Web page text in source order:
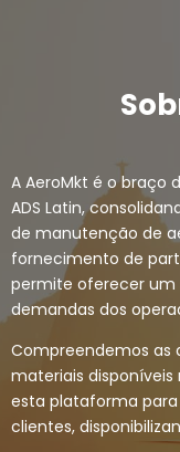
A AeroMkt é o braço
ADS Latin,
de manutenção de
fornecimento de
permite oferecer um
demandas dos
Compreendemos as
materiais disponíveis
esta plataforma para
clientes,